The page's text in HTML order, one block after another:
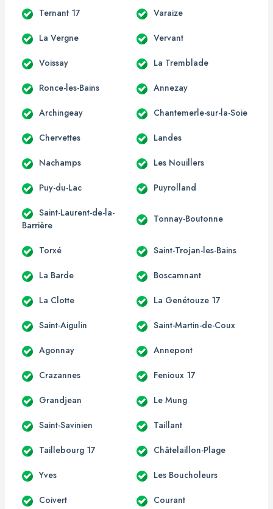
Ternant 17 Varaize
La Vergne Vervant
Voissay La Tremblade
Ronce-les-Bains Annezay
Archingeay Chantemerle-sur-la-Soie
Chervettes Landes
Nachamps Les Nouillers
Puy-du-Lac Puyrolland
Saint-Laurent-de-la-
Barrière
Tonnay-Boutonne
Torxé Saint-Trojan-les-Bains
La Barde Boscamnant
La Clotte La Genétouze 17
Saint-Aigulin Saint-Martin-de-Coux
Agonnay Annepont
Crazannes Fenioux 17
Grandjean Le Mung
Saint-Savinien Taillant
Taillebourg 17 Châtelaillon-Plage
Yves Les Boucholeurs
Coivert Courant